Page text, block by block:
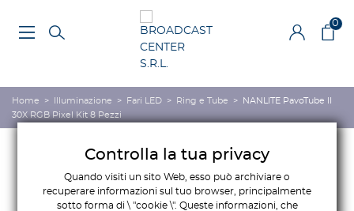
0
Home > Illuminazione > Fari LED > Ring e Tube >
NANLITE PavoTube II
30X RGB Pixel Kit 8 Pezzi
Controlla la tua privacy
Quando visiti un sito Web, esso può archiviare o
recuperare informazioni sul tuo browser, principalmente
sotto forma di \ "cookie \". Queste informazioni, che